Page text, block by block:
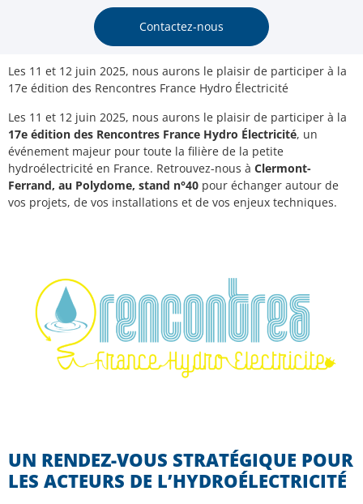
Contactez-nous
Les 11 et 12 juin 2025, nous aurons le plaisir de participer à la
17e édition des Rencontres France Hydro Électricité
Les 11 et 12 juin 2025, nous aurons le plaisir de participer à la
17e édition des Rencontres France Hydro Électricité, un
événement majeur pour toute la filière de la petite
hydroélectricité en France. Retrouvez-nous à Clermont-
Ferrand, au Polydome, stand n°40 pour échanger autour de
vos projets, de vos installations et de vos enjeux techniques.
UN RENDEZ-VOUS STRATÉGIQUE POUR
LES ACTEURS DE L’HYDROÉLECTRICITÉ